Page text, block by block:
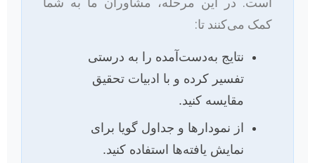
است. در این مرحله، مشاوران ما به شما
کمک می‌کنند تا:
نتایج به‌دست‌آمده را به درستی
تفسیر کرده و با ادبیات تحقیق
مقایسه کنید.
از نمودارها و جداول گویا برای
نمایش یافته‌ها استفاده کنید.